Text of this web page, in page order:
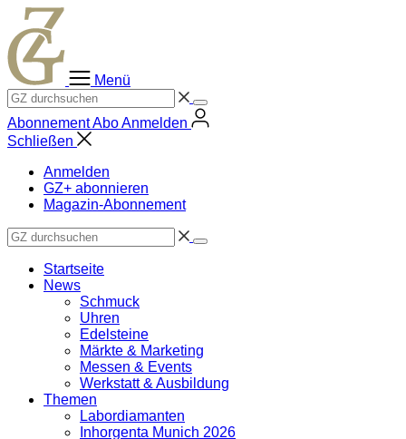
Zum
Inhalt
springen
Menü
AbonnementAboAnmelden
Schließen
Anmelden
GZ+ abonnieren
Magazin-Abonnement
Startseite
News
Schmuck
Uhren
Edelsteine
Märkte & Marketing
Messen & Events
Werkstatt & Ausbildung
Themen
Labordiamanten
Inhorgenta Munich 2026